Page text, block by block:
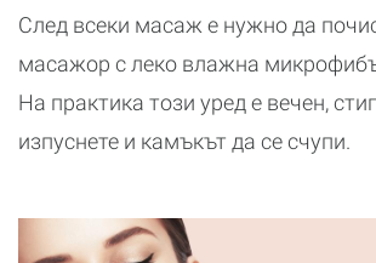
След всеки масаж е нужно да
масажор с леко влажна
На практика този уред е вечен,
изпуснете и камъкът да се счупи.